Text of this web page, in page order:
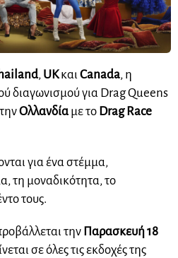
, UKκαι Canada, η
διαγωνισμού για Drag Queens
Ολλανδία με το Drag Race
για ένα στέμμα,
τη μοναδικότητα, το
τους.
την Παρασκευή 18
σε όλες τις εκδοχές της